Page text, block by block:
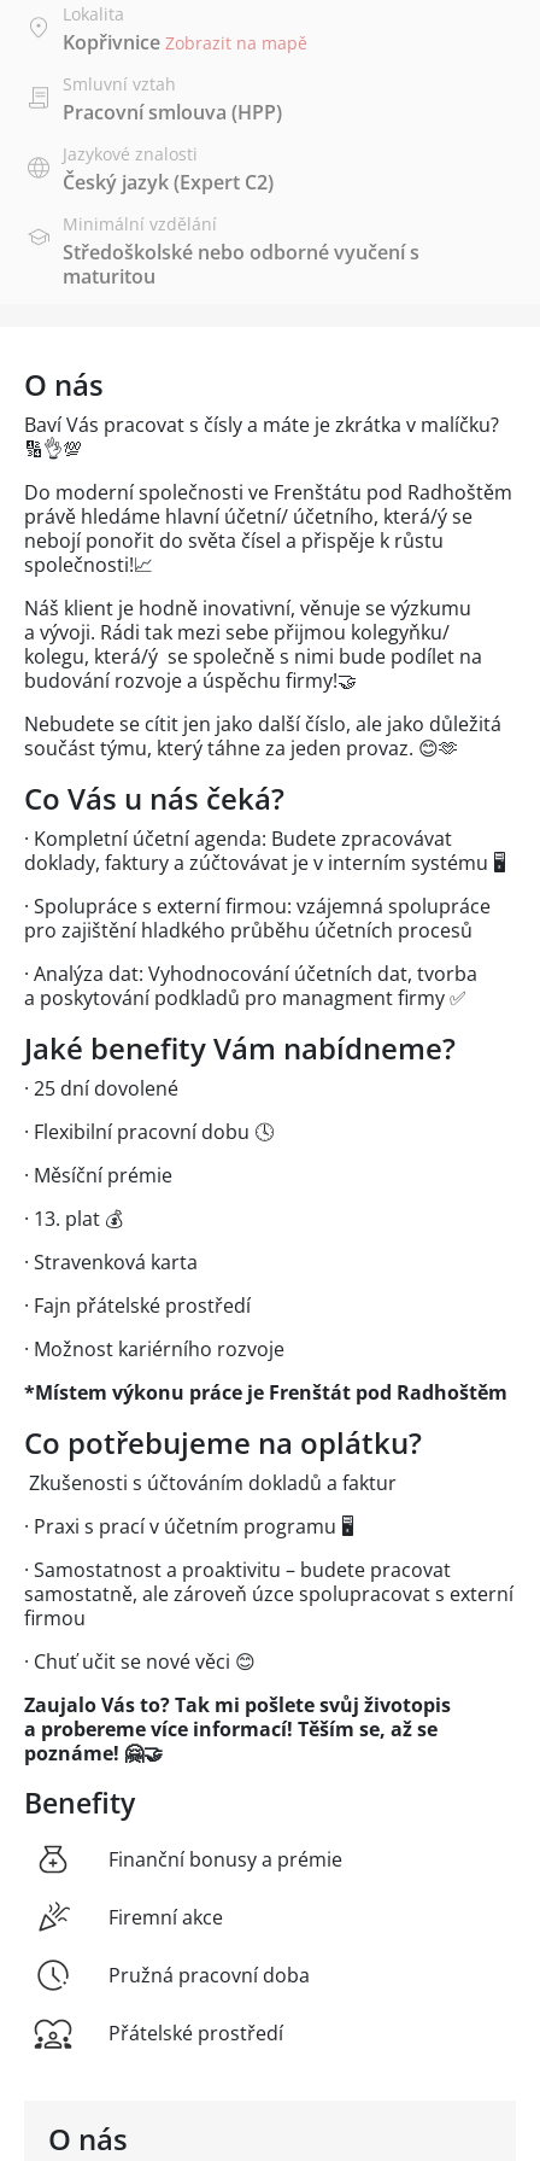
Lokalita
Kopřivnice Zobrazit na mapě
Smluvní vztah
Pracovní smlouva (HPP)
Jazykové znalosti
Český jazyk(Expert C2)
Minimální vzdělání
Středoškolské nebo odborné vyučení s
maturitou
O nás
O nás
Baví Vás pracovat s čísly a máte je zkrátka v malíčku?
🔢👌💯
Do moderní společnosti ve Frenštátu pod Radhoštěm
právě hledáme hlavní účetní/ účetního, která/ý se
nebojí ponořit do světa čísel a přispěje k růstu
společnosti!📈
Náš klient je hodně inovativní, věnuje se výzkumu
a vývoji. Rádi tak mezi sebe přijmou kolegyňku/
kolegu, která/ý se společně s nimi bude podílet na
budování rozvoje a úspěchu firmy!🤝
Nebudete se cítit jen jako další číslo, ale jako důležitá
součást týmu, který táhne za jeden provaz. 😊🫶
Co Vás u nás čeká?
· Kompletní účetní agenda: Budete zpracovávat
doklady, faktury a zúčtovávat je v interním systému 🖥️
· Spolupráce s externí firmou: vzájemná spolupráce
pro zajištění hladkého průběhu účetních procesů
· Analýza dat: Vyhodnocování účetních dat, tvorba
a poskytování podkladů pro managment firmy ✅
Jaké benefity Vám nabídneme?
· 25 dní dovolené
· Flexibilní pracovní dobu 🕓
· Měsíční prémie
· 13. plat 💰
· Stravenková karta
· Fajn přátelské prostředí
· Možnost kariérního rozvoje
*Místem výkonu práce je Frenštát pod Radhoštěm
Co potřebujeme na oplátku?
Zkušenosti s účtováním dokladů a faktur
· Praxi s prací v účetním programu 🖥️
· Samostatnost a proaktivitu – budete pracovat
samostatně, ale zároveň úzce spolupracovat s externí
firmou
· Chuť učit se nové věci 😊
Zaujalo Vás to? Tak mi pošlete svůj životopis
a probereme více informací! Těším se, až se
poznáme! 🤗🤝
Benefity
Finanční bonusy a prémie
Firemní akce
Pružná pracovní doba
Přátelské prostředí